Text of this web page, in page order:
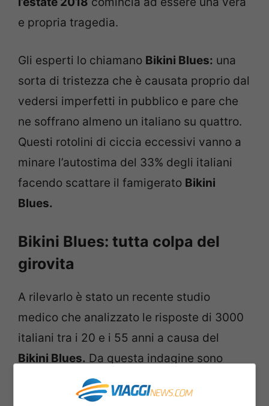
e propria tragedia.
Gli esperti lo chiamano Bikini Blues: una
sorta di tristezza che è causata proprio dal
vedersi imperfetti in pubblico e pare che
ne soffrano almeno un italiano su quattro.
Questi rotolini di ciccia eccessivi vanno a
minare l’autostima del 33% degli italiani
facendo scattare il famigerato Bikini
Blues.
Bikini Blues: tutta colpa del
girovita
A rilevarlo è stato un recente studio
medico che analizzato le risposte di 3000
italiani tra i 20 e i 55 anni a causa del
Bikini Blues. Da questa indagine sono
emersi anche altri sintomi perché le
imperfezioni possono causare